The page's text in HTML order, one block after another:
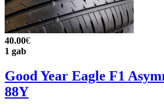
40.00€
1 gab
Good Year Eagle F1
88Y